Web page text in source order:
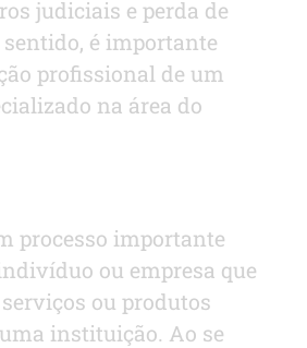
judiciais e perda de
é importante
profissional de um
na área do
processo importante
ou empresa que
ou produtos
instituição. Ao se